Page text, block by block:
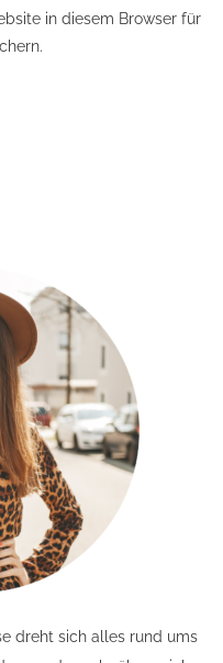
in diesem Browser für
dreht sich alles rund ums